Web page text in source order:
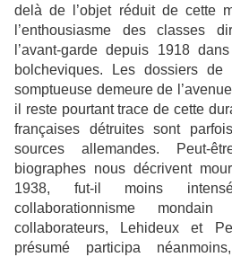
delà de l’objet réduit de cette
l’enthousiasme des classes
l’avant-garde depuis 1918
bolcheviques. Les dossiers
somptueuse demeure de
il reste pourtant trace de cette
françaises détruites sont
sources allemandes. Peut-
biographes nous décrivent
1938, fut-il moins
collaborationnisme
collaborateurs, Lehideux et
présumé participa